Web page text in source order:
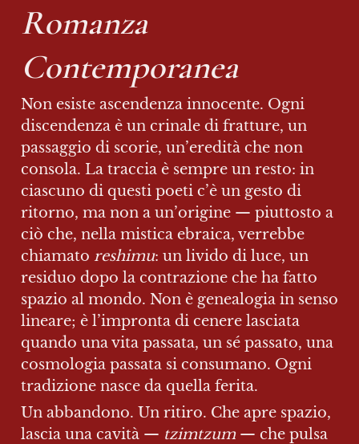
Romanza
Contemporanea
Non esiste ascendenza innocente. Ogni
discendenza è un crinale di fratture, un
passaggio di scorie, un’eredità che non
consola. La traccia è sempre un resto: in
ciascuno di questi poeti c’è un gesto di
ritorno, ma non a un’origine — piuttosto a
ciò che, nella mistica ebraica, verrebbe
chiamato reshimu: un livido di luce, un
residuo dopo la contrazione che ha fatto
spazio al mondo. Non è genealogia in senso
lineare; è l’impronta di cenere lasciata
quando una vita passata, un sé passato, una
cosmologia passata si consumano. Ogni
tradizione nasce da quella ferita.
Un abbandono. Un ritiro. Che apre spazio,
lascia una cavità — tzimtzum — che pulsa